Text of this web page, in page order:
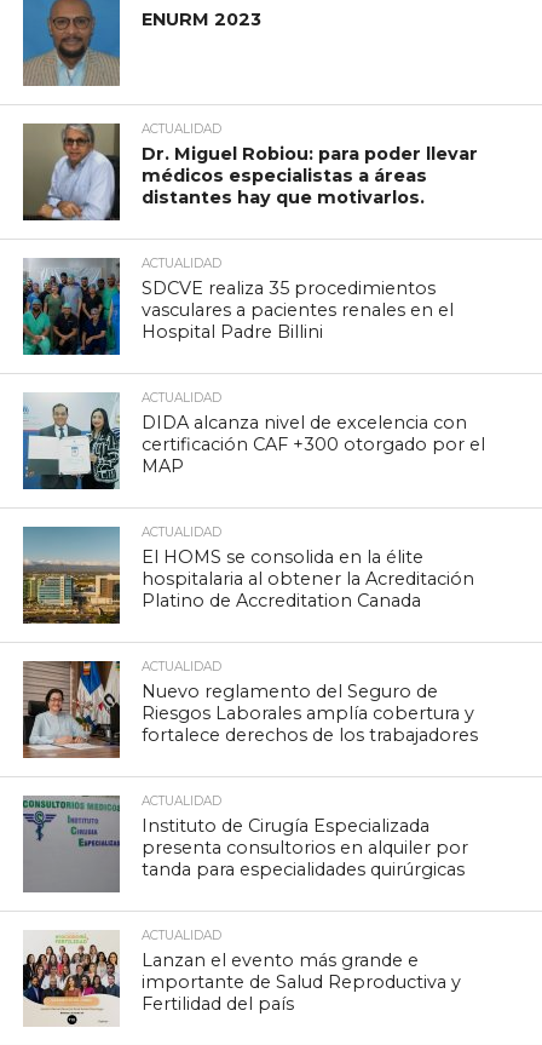
ENURM 2023
ACTUALIDAD
Dr. Miguel Robiou: para poder llevar
médicos especialistas a áreas
distantes hay que motivarlos.
ACTUALIDAD
SDCVE realiza 35 procedimientos
vasculares a pacientes renales en el
Hospital Padre Billini
ACTUALIDAD
DIDA alcanza nivel de excelencia con
certificación CAF +300 otorgado por el
MAP
ACTUALIDAD
El HOMS se consolida en la élite
hospitalaria al obtener la Acreditación
Platino de Accreditation Canada
ACTUALIDAD
Nuevo reglamento del Seguro de
Riesgos Laborales amplía cobertura y
fortalece derechos de los trabajadores
ACTUALIDAD
Instituto de Cirugía Especializada
presenta consultorios en alquiler por
tanda para especialidades quirúrgicas
ACTUALIDAD
Lanzan el evento más grande e
importante de Salud Reproductiva y
Fertilidad del país